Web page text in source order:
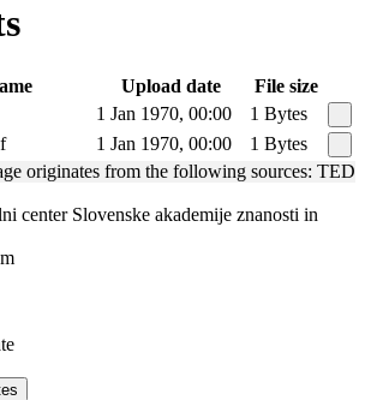
Upload date
File size
1 Jan 1970, 00:00
1 Bytes
1 Jan 1970, 00:00
1 Bytes
originates from the following sources: TED
center Slovenske akademije znanosti in